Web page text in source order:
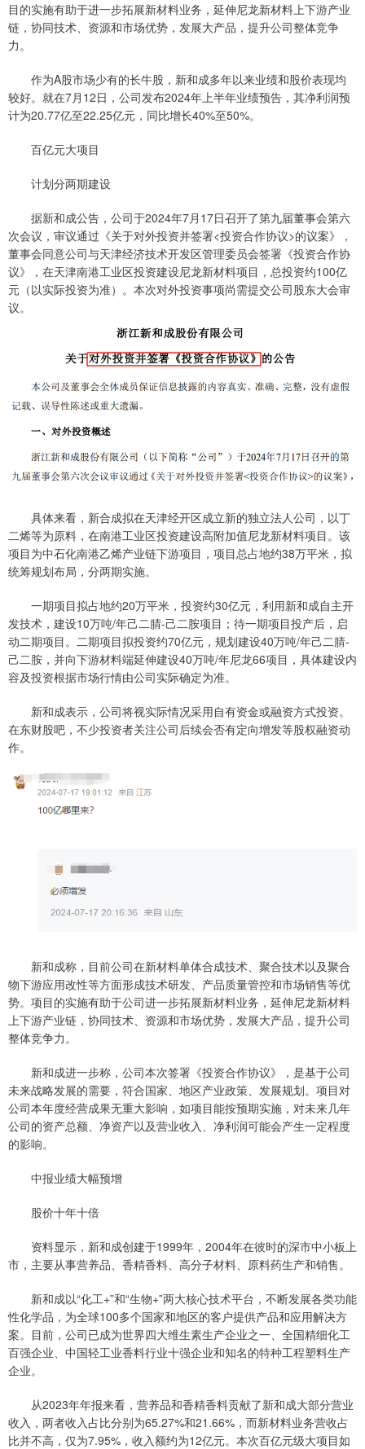
目的实施有助于进一步拓展新材料业务，延伸尼龙新材料上下游产业
链，协同技术、资源和市场优势，发展大产品，提升公司整体竞争
力。
作为A股市场少有的长牛股，新和成多年以来业绩和股价表现均
较好。就在7月12日，公司发布2024年上半年业绩预告，其净利润预
计为20.77亿至22.25亿元，同比增长40%至50%。
百亿元大项目
计划分两期建设
据新和成公告，公司于2024年7月17日召开了第九届董事会第六
次会议，审议通过《关于对外投资并签署<投资合作协议>的议案》，
董事会同意公司与天津经济技术开发区管理委员会签署《投资合作协
议》，在天津南港工业区投资建设尼龙新材料项目，总投资约100亿
元（以实际投资为准）。本次对外投资事项尚需提交公司股东大会审
议。
具体来看，新合成拟在天津经开区成立新的独立法人公司，以丁
二烯等为原料，在南港工业区投资建设高附加值尼龙新材料项目。该
项目为中石化南港乙烯产业链下游项目，项目总占地约38万平米，拟
统筹规划布局，分两期实施。
一期项目拟占地约20万平米，投资约30亿元，利用新和成自主开
发技术，建设10万吨/年己二腈-己二胺项目；待一期项目投产后，启
动二期项目。二期项目拟投资约70亿元，规划建设40万吨/年己二腈-
己二胺，并向下游材料端延伸建设40万吨/年尼龙66项目，具体建设内
容及投资根据市场行情由公司实际确定为准。
新和成表示，公司将视实际情况采用自有资金或融资方式投资。
在东财股吧，不少投资者关注公司后续会否有定向增发等股权融资动
作。
新和成称，目前公司在新材料单体合成技术、聚合技术以及聚合
物下游应用改性等方面形成技术研发、产品质量管控和市场销售等优
势。项目的实施有助于公司进一步拓展新材料业务，延伸尼龙新材料
上下游产业链，协同技术、资源和市场优势，发展大产品，提升公司
整体竞争力。
新和成进一步称，公司本次签署《投资合作协议》，是基于公司
未来战略发展的需要，符合国家、地区产业政策、发展规划。项目对
公司本年度经营成果无重大影响，如项目能按预期实施，对未来几年
公司的资产总额、净资产以及营业收入、净利润可能会产生一定程度
的影响。
中报业绩大幅预增
股价十年十倍
资料显示，新和成创建于1999年，2004年在彼时的深市中小板上
市，主要从事营养品、香精香料、高分子材料、原料药生产和销售。
新和成以“化工+”和“生物+”两大核心技术平台，不断发展各类功能
性化学品，为全球100多个国家和地区的客户提供产品和应用解决方
案。目前，公司已成为世界四大维生素生产企业之一、全国精细化工
百强企业、中国轻工业香料行业十强企业和知名的特种工程塑料生产
企业。
从2023年年报来看，营养品和香精香料贡献了新和成大部分营业
收入，两者收入占比分别为65.27%和21.66%，而新材料业务营收占
比并不高，仅为7.95%，收入额约为12亿元。本次百亿元级大项目如